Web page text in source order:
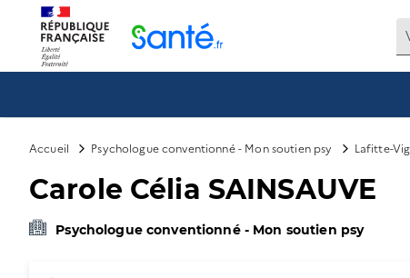
Accueil Psychologue conventionné - Mon soutien psy Lafitte-
Carole Célia SAINSAUVE
Psychologue conventionné - Mon soutien psy
Panneau de gestion des cookies